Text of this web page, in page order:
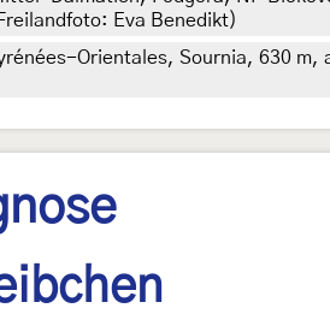
Eva Benedikt)
Orientales, Sournia, 630 m,